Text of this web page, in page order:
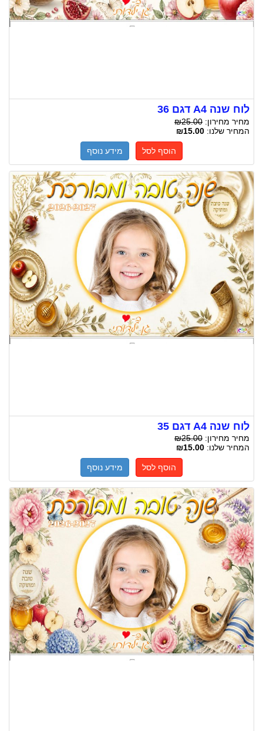
לוח שנה A4 דגם 36
מחיר מחירון: ₪25.00
המחיר שלנו: ₪15.00
הוסף לסל מידע נוסף
לוח שנה A4 דגם 35
מחיר מחירון: ₪25.00
המחיר שלנו: ₪15.00
הוסף לסל מידע נוסף